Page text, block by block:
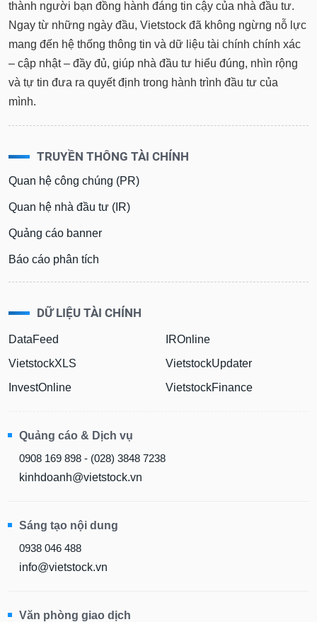
thành người bạn đồng hành đáng tin cậy của nhà đầu tư.
Ngay từ những ngày đầu, Vietstock đã không ngừng nỗ lực
mang đến hệ thống thông tin và dữ liệu tài chính chính xác
– cập nhật – đầy đủ, giúp nhà đầu tư hiểu đúng, nhìn rộng
và tự tin đưa ra quyết định trong hành trình đầu tư của
mình.
TRUYỀN THÔNG TÀI CHÍNH
Quan hệ công chúng (PR)
Quan hệ nhà đầu tư (IR)
Quảng cáo banner
Báo cáo phân tích
DỮ LIỆU TÀI CHÍNH
DataFeed
VietstockXLS
InvestOnline
IROnline
VietstockUpdater
VietstockFinance
Quảng cáo & Dịch vụ
0908 169 898 - (028) 3848 7238
kinhdoanh@vietstock.vn
Sáng tạo nội dung
0938 046 488
info@vietstock.vn
Văn phòng giao dịch